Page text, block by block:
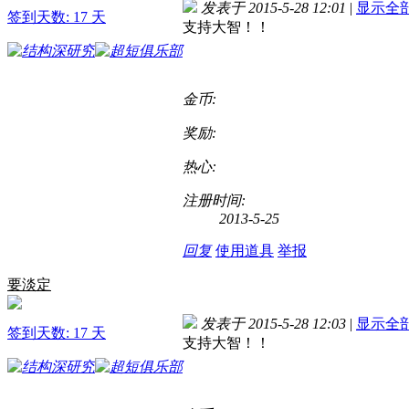
签到天数: 17 天
发表于 2015-5-28 12:01 | 显示全
支持大智！！
金币:
奖励:
热心:
注册时间:
2013-5-25
回复 使用道具 举报
要淡定
签到天数: 17 天
发表于 2015-5-28 12:03 | 显示全
支持大智！！